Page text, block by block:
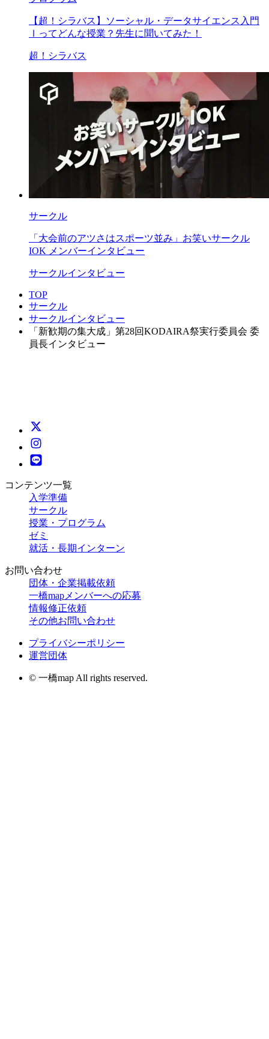
【超！シラバス】ソーシャル・データサイエンス入門
Ⅰってどんな授業？先生に聞いてみた！
超！シラバス
サークル
「大会前のアツさはスポーツ並み」お笑いサークル
IOK メンバーインタビュー
サークルインタビュー
TOP
サークル
サークルインタビュー
「新歓期の集大成」第28回KODAIRA祭実行委員会 委
員長インタビュー
コンテンツ一覧
入学準備
サークル
授業・プログラム
ゼミ
就活・長期インターン
お問い合わせ
団体・企業掲載依頼
一橋mapメンバーへの応募
情報修正依頼
その他お問い合わせ
プライバシーポリシー
運営団体
© 一橋map All rights reserved.